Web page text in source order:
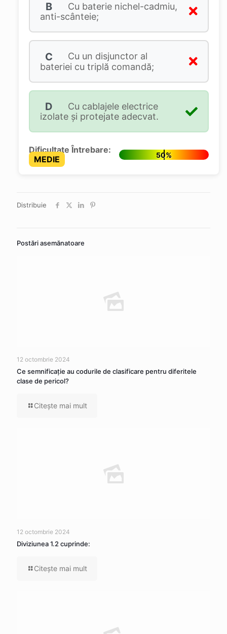
B
Cu baterie nichel-cadmiu,
anti-scânteie;
C
Cu un disjunctor al
bateriei cu triplă comandă;
D
Cu cablajele electrice
izolate şi protejate adecvat.
Dificultate Întrebare:
MEDIE
50%
Distribuie
Postări asemănatoare
12 octombrie 2024
Ce semnificaţie au codurile de clasificare pentru diferitele
clase de pericol?
Citeşte mai mult
12 octombrie 2024
Diviziunea 1.2 cuprinde:
Citeşte mai mult